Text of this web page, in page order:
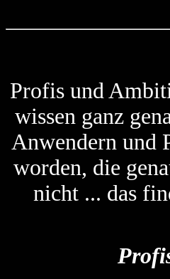
Profis und
wissen ganz
Anwendern und
worden, die
nicht ... das